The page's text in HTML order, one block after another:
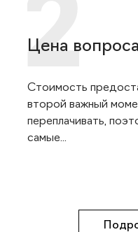
Цена вопроса
Стоимость
второй важный
переплачивать,
самые...